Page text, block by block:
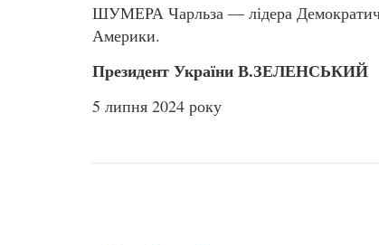
ШУМЕРА Чарльза — лідера
Америки.
Президент України В.ЗЕЛЕНСЬКИЙ
5 липня 2024 року